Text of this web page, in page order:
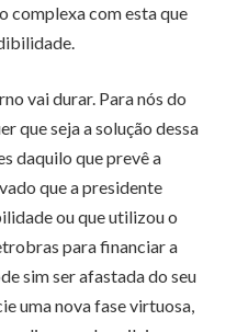
complexa com esta que
vai durar. Para nós do
que seja a solução dessa
daquilo que prevê a
que a presidente
ou que utilizou o
para financiar a
sim ser afastada do seu
uma nova fase virtuosa,